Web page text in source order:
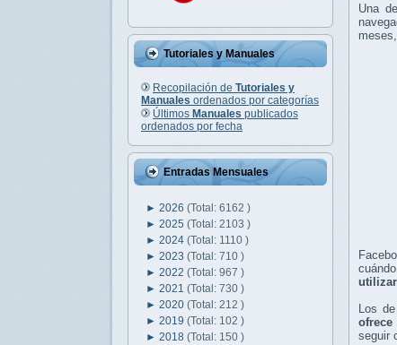
Tutoriales y Manuales
Recopilación de Tutoriales y
Manuales ordenados por categorías
Últimos Manuales publicados
ordenados por fecha
Entradas Mensuales
► 2026 (Total: 6162 )
► 2025 (Total: 2103 )
► 2024 (Total: 1110 )
► 2023 (Total: 710 )
► 2022 (Total: 967 )
► 2021 (Total: 730 )
► 2020 (Total: 212 )
► 2019 (Total: 102 )
► 2018 (Total: 150 )
Una
Los
seguir